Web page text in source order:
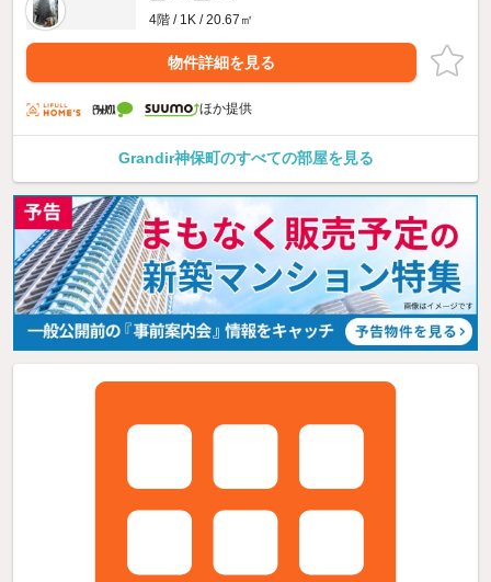
4階 / 1K / 20.67㎡
物件詳細を見る
ほか提供
Grandir神保町のすべての部屋を見る